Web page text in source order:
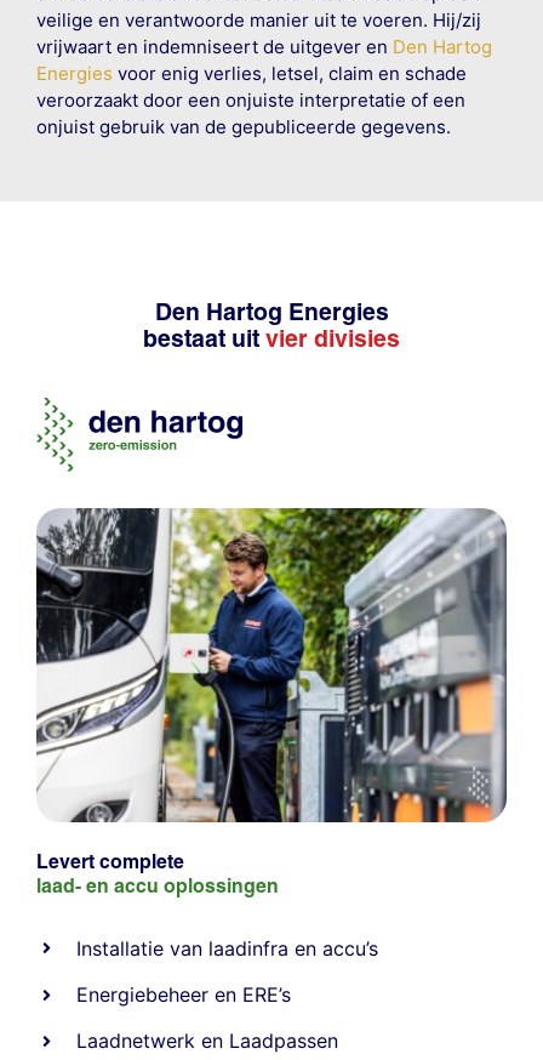
veilige en verantwoorde manier uit te voeren. Hij/zij
vrijwaart en indemniseert de uitgever en Den Hartog
Energies voor enig verlies, letsel, claim en schade
veroorzaakt door een onjuiste interpretatie of een
onjuist gebruik van de gepubliceerde gegevens.
Den Hartog Energies
bestaat uit vier divisies
Levert complete
laad- en accu oplossingen
Installatie van laadinfra en accu’s
Energiebeheer en ERE’s
Laadnetwerk en Laadpassen